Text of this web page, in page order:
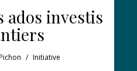
ados investis
Initiative